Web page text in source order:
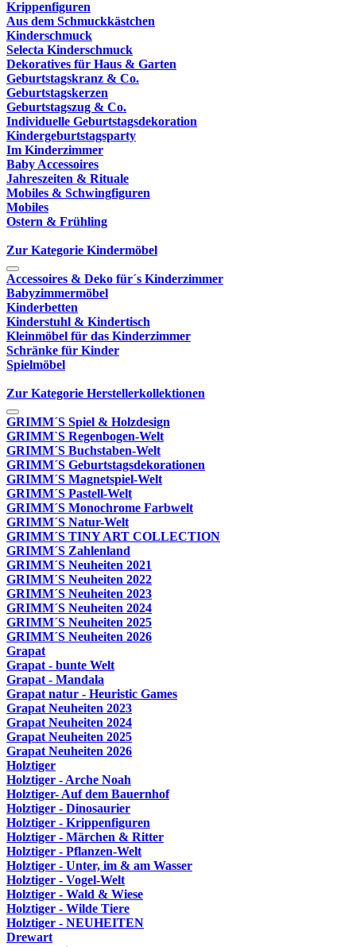
Krippenfiguren
Aus dem Schmuckkästchen
Kinderschmuck
Selecta Kinderschmuck
Dekoratives für Haus & Garten
Geburtstagskranz & Co.
Geburtstagskerzen
Geburtstagszug & Co.
Individuelle Geburtstagsdekoration
Kindergeburtstagsparty
Im Kinderzimmer
Baby Accessoires
Jahreszeiten & Rituale
Mobiles & Schwingfiguren
Mobiles
Ostern & Frühling
Zur Kategorie Kindermöbel
Accessoires & Deko für´s Kinderzimmer
Babyzimmermöbel
Kinderbetten
Kinderstuhl & Kindertisch
Kleinmöbel für das Kinderzimmer
Schränke für Kinder
Spielmöbel
Zur Kategorie Herstellerkollektionen
GRIMM´S Spiel & Holzdesign
GRIMM`S Regenbogen-Welt
GRIMM´S Buchstaben-Welt
GRIMM´S Geburtstagsdekorationen
GRIMM´S Magnetspiel-Welt
GRIMM´S Pastell-Welt
GRIMM´S Monochrome Farbwelt
GRIMM´S Natur-Welt
GRIMM´S TINY ART COLLECTION
GRIMM´S Zahlenland
GRIMM´S Neuheiten 2021
GRIMM´S Neuheiten 2022
GRIMM´S Neuheiten 2023
GRIMM´S Neuheiten 2024
GRIMM´S Neuheiten 2025
GRIMM´S Neuheiten 2026
Grapat
Grapat - bunte Welt
Grapat - Mandala
Grapat natur - Heuristic Games
Grapat Neuheiten 2023
Grapat Neuheiten 2024
Grapat Neuheiten 2025
Grapat Neuheiten 2026
Holztiger
Holztiger - Arche Noah
Holztiger- Auf dem Bauernhof
Holztiger - Dinosaurier
Holztiger - Krippenfiguren
Holztiger - Märchen & Ritter
Holztiger - Pflanzen-Welt
Holztiger - Unter, im & am Wasser
Holztiger - Vogel-Welt
Holztiger - Wald & Wiese
Holztiger - Wilde Tiere
Holztiger - NEUHEITEN
Drewart